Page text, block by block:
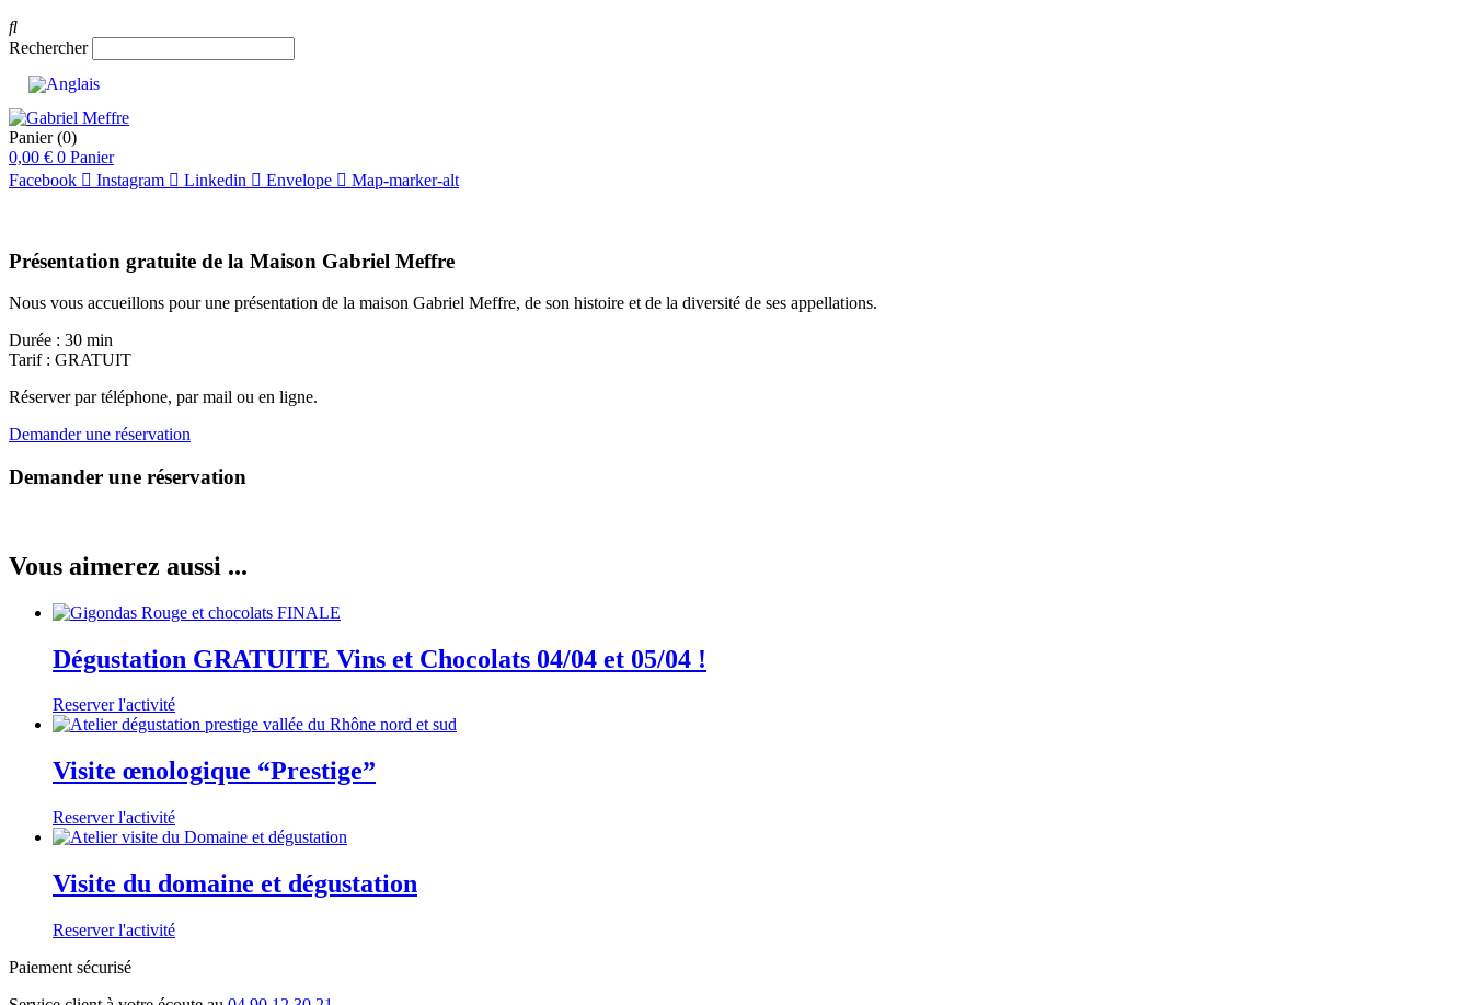
Rechercher
Panier (0)
0,00 € 0 Panier
Facebook
Instagram Linkedin Envelope Map-marker-alt
Présentation gratuite de la Maison Gabriel Meffre
Nous vous accueillons pour une présentation de la maison Gabriel Meffre, de son histoire et de la diversité de ses appellations.
Durée : 30 min
Tarif : GRATUIT
Réserver par téléphone, par mail ou en ligne.
Demander une réservation
Demander une réservation
Vous aimerez aussi ...
Dégustation GRATUITE Vins et Chocolats 04/04 et 05/04 !
Reserver l'activité
Visite œnologique “Prestige”
Reserver l'activité
Visite du domaine et dégustation
Reserver l'activité
Paiement sécurisé